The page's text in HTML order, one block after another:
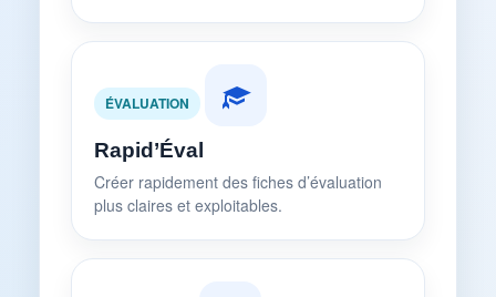
ÉVALUATION
Rapid’Éval
Créer rapidement des fiches d’évaluation
plus claires et exploitables.